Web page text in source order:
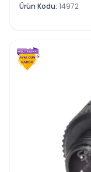
Ürün Kodu: 14972